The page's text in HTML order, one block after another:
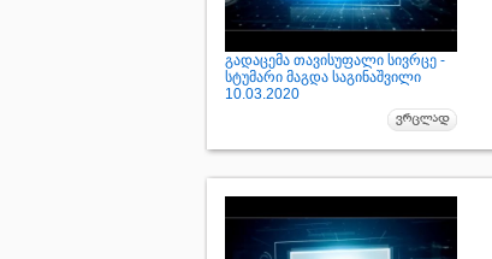
გადაცემა თავისუფალი სივრცე -
სტუმარი მაგდა საგინაშვილი
10.03.2020